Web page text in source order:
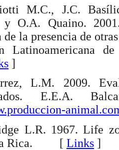
M.C., J.C.
y O.A. Quaino.
de la presencia de
Latinoamericana
]
L.M. 2009.
E.E.A.
L.R. 1967. Life
Rica. [ Links ]